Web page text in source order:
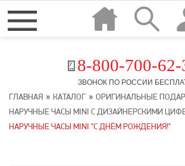
8-800-700-62-
ЗВОНОК ПО РОССИИ
ГЛАВНАЯ » КАТАЛОГ » ОРИГИНАЛЬНЫЕ
НАРУЧНЫЕ ЧАСЫ MINI С ДИЗАЙНЕРСКИМИ
НАРУЧНЫЕ ЧАСЫ MINI "С ДНЁМ РОЖДЕНИЯ!"